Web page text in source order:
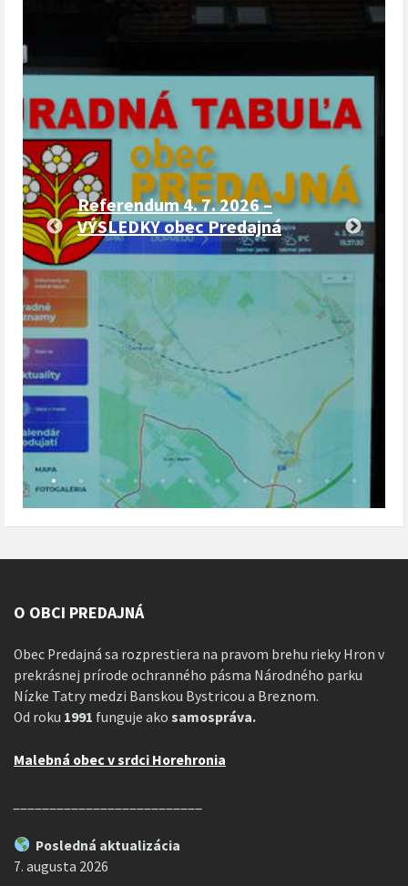
Referendum 4. 7. 2026 –
VÝSLEDKY obec Predajná
O OBCI PREDAJNÁ
Obec Predajná sa rozprestiera na pravom brehu rieky Hron v
prekrásnej prírode ochranného pásma Národného parku
Nízke Tatry medzi Banskou Bystricou a Breznom.
Od roku 1991 funguje ako samospráva.
Malebná obec v srdci Horehronia
Posledná aktualizácia
7. augusta 2026